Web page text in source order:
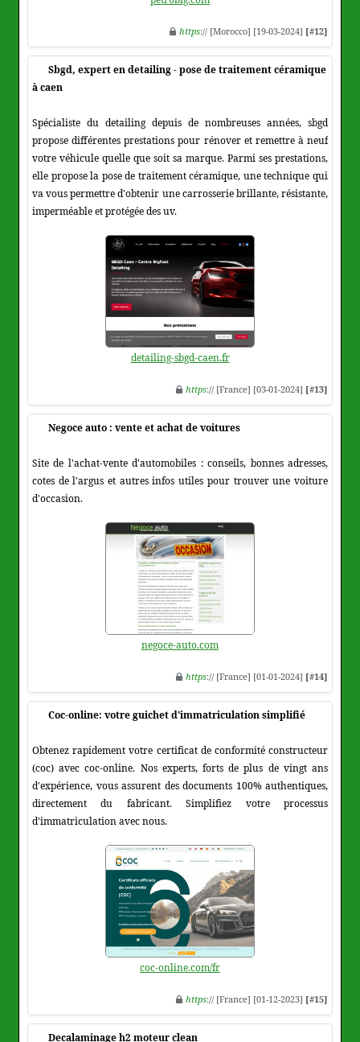
https:// [Morocco] [19-03-2024] [#12]
Sbgd, expert en detailing - pose de traitement céramique
à caen
Spécialiste du detailing depuis de nombreuses années, sbgd
propose différentes prestations pour rénover et remettre à neuf
votre véhicule quelle que soit sa marque. Parmi ses prestations,
elle propose la pose de traitement céramique, une technique qui
va vous permettre d'obtenir une carrosserie brillante, résistante,
imperméable et protégée des uv.
detailing-sbgd-caen.fr
https:// [France] [03-01-2024] [#13]
Negoce auto : vente et achat de voitures
Site de l'achat-vente d'automobiles : conseils, bonnes adresses,
cotes de l'argus et autres infos utiles pour trouver une voiture
d'occasion.
negoce-auto.com
https:// [France] [01-01-2024] [#14]
Coc-online: votre guichet d'immatriculation simplifié
Obtenez rapidement votre certificat de conformité constructeur
(coc) avec coc-online. Nos experts, forts de plus de vingt ans
d'expérience, vous assurent des documents 100% authentiques,
directement du fabricant. Simplifiez votre processus
d'immatriculation avec nous.
coc-online.com/fr
https:// [France] [01-12-2023] [#15]
Decalaminage h2 moteur clean